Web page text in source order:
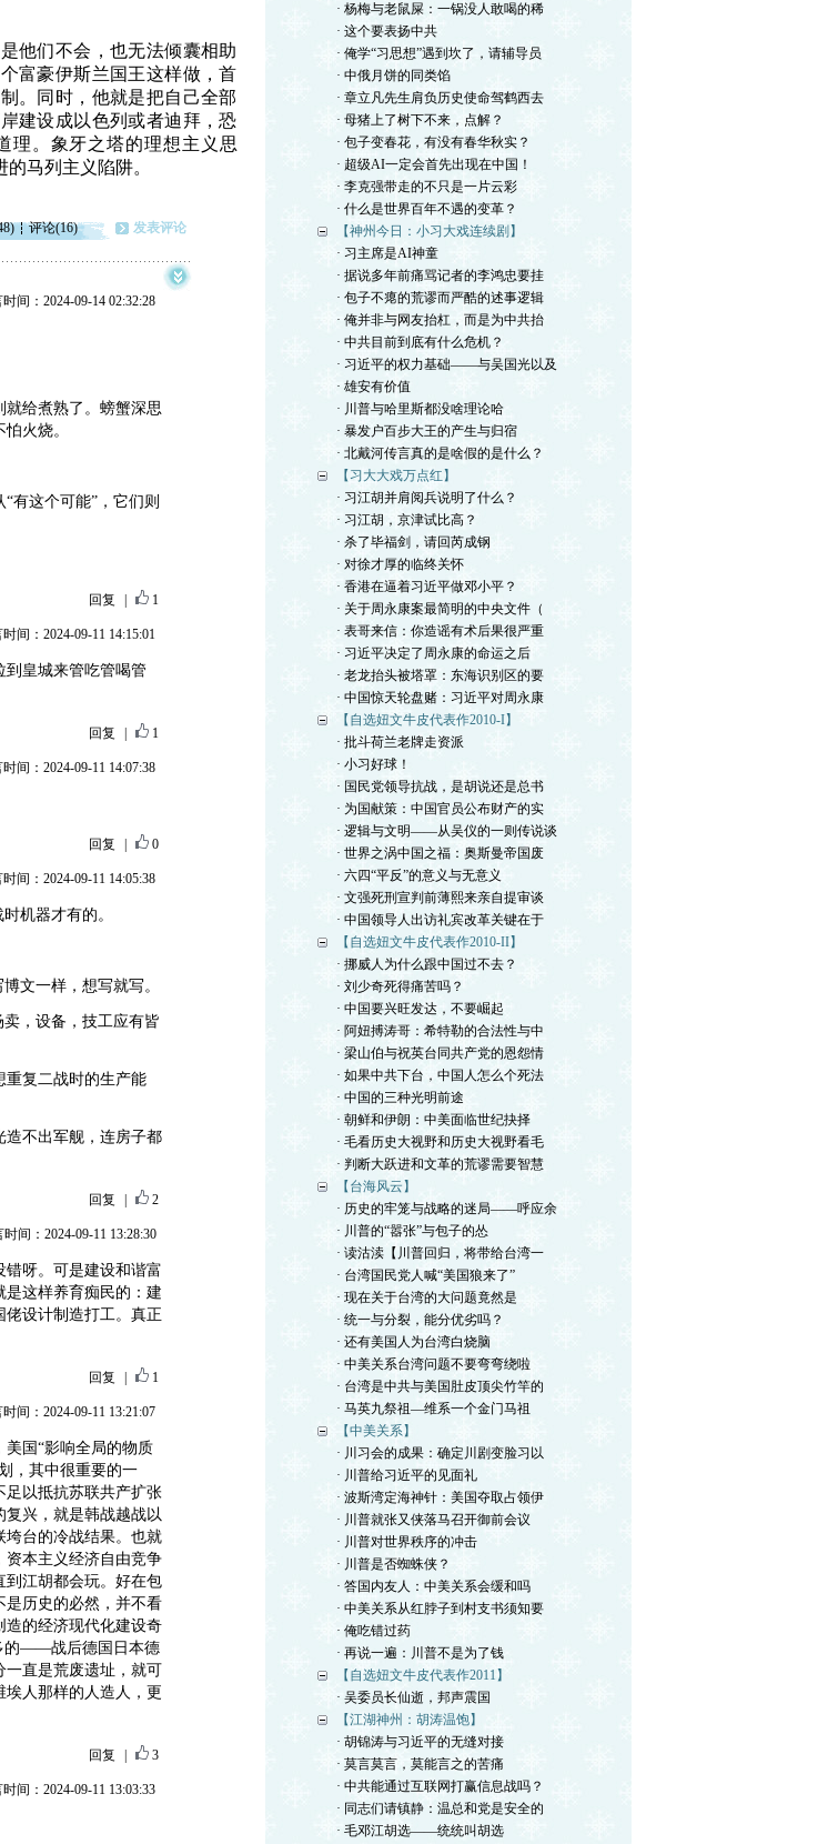
他们不会，也无法倾囊相助
富豪伊斯兰国王这样做，首
。同时，他就是把自己全部
建设成以色列或者迪拜，恐
理。象牙之塔的理想主义思
马列主义陷阱。
评论(16) 发表评论
间：2024-09-14 02:32:28
就给煮熟了。螃蟹深思
火烧。
有这个可能”，它们则
回复 1
间：2024-09-11 14:15:01
到皇城来管吃管喝管
回复 1
间：2024-09-11 14:07:38
回复 0
间：2024-09-11 14:05:38
机器才有的。
文一样，想写就写。
，设备，技工应有皆
重复二战时的生产能
造不出军舰，连房子都
回复 2
时间：2024-09-11 13:28:30
呀。可是建设和谐富
这样养育痴民的：建
设计制造打工。真正
回复 1
间：2024-09-11 13:21:07
国“影响全局的物质
，其中很重要的一
足以抵抗苏联共产扩张
复兴，就是韩战越战以
垮台的冷战结果。也就
资本主义经济自由竞争
到江胡都会玩。好在包
是历史的必然，并不看
造的经济现代化建设奇
的——战后德国日本德
一直是荒废遗址，就可
埃人那样的人造人，更
回复 3
间：2024-09-11 13:03:33
· 杨梅与老鼠屎：一锅没人敢喝的稀
· 这个要表扬中共
· 俺学“习思想”遇到坎了，请辅导员
· 中俄月饼的同类馅
· 章立凡先生肩负历史使命驾鹤西去
· 母猪上了树下不来，点解？
· 包子变春花，有没有春华秋实？
· 超级AI一定会首先出现在中国！
· 李克强带走的不只是一片云彩
· 什么是世界百年不遇的变革？
【神州今日：小习大戏连续剧】
· 习主席是AI神童
· 据说多年前痛骂记者的李鸿忠要挂
· 包子不瘪的荒谬而严酷的述事逻辑
· 俺并非与网友抬杠，而是为中共抬
· 中共目前到底有什么危机？
· 习近平的权力基础——与吴国光以及
· 雄安有价值
· 川普与哈里斯都没啥理论哈
· 暴发户百步大王的产生与归宿
· 北戴河传言真的是啥假的是什么？
【习大大戏万点红】
· 习江胡并肩阅兵说明了什么？
· 习江胡，京津试比高？
· 杀了毕福剑，请回芮成钢
· 对徐才厚的临终关怀
· 香港在逼着习近平做邓小平？
· 关于周永康案最简明的中央文件（
· 表哥来信：你造谣有术后果很严重
· 习近平决定了周永康的命运之后
· 老龙抬头被塔罩：东海识别区的要
· 中国惊天轮盘赌：习近平对周永康
【自选妞文牛皮代表作2010-I】
· 批斗荷兰老牌走资派
· 小习好球！
· 国民党领导抗战，是胡说还是总书
· 为国献策：中国官员公布财产的实
· 逻辑与文明——从吴仪的一则传说谈
· 世界之涡中国之福：奥斯曼帝国废
· 六四“平反”的意义与无意义
· 文强死刑宣判前薄熙来亲自提审谈
· 中国领导人出访礼宾改革关键在于
【自选妞文牛皮代表作2010-II】
· 挪威人为什么跟中国过不去？
· 刘少奇死得痛苦吗？
· 中国要兴旺发达，不要崛起
· 阿妞搏涛哥：希特勒的合法性与中
· 梁山伯与祝英台同共产党的恩怨情
· 如果中共下台，中国人怎么个死法
· 中国的三种光明前途
· 朝鲜和伊朗：中美面临世纪抉择
· 毛看历史大视野和历史大视野看毛
· 判断大跃进和文革的荒谬需要智慧
【台海风云】
· 历史的牢笼与战略的迷局——呼应余
· 川普的“嚣张”与包子的怂
· 读沽渎【川普回归，将带给台湾一
· 台湾国民党人喊“美国狼来了”
· 现在关于台湾的大问题竟然是
· 统一与分裂，能分优劣吗？
· 还有美国人为台湾白烧脑
· 中美关系台湾问题不要弯弯绕啦
· 台湾是中共与美国肚皮顶尖竹竿的
· 马英九祭祖—维系一个金门马祖
【中美关系】
· 川习会的成果：确定川剧变脸习以
· 川普给习近平的见面礼
· 波斯湾定海神针：美国夺取占领伊
· 川普就张又侠落马召开御前会议
· 川普对世界秩序的冲击
· 川普是否蜘蛛侠？
· 答国内友人：中美关系会缓和吗
· 中美关系从红脖子到村支书须知要
· 俺吃错过药
· 再说一遍：川普不是为了钱
【自选妞文牛皮代表作2011】
· 吴委员长仙逝，邦声震国
【江湖神州：胡涛温饱】
· 胡锦涛与习近平的无缝对接
· 莫言莫言，莫能言之的苦痛
· 中共能通过互联网打赢信息战吗？
· 同志们请镇静：温总和党是安全的
· 毛邓江胡选——统统叫胡选